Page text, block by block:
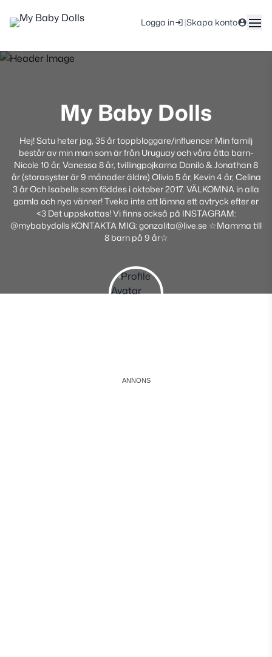
Logga in |Skapa konto
My Baby Dolls
Hej! Satu heter jag, 35 år toppbloggare/influencer Min familj
består av min man som är från Uruguay och våra åtta barn-
Nicole 10 år, Vanessa 8 år, tvillingpojkarna Danilo & Jonathan 8
år (storasyster är 9 månader äldre) Olivia 5 år, Kevin 4 år, Celina
3 år Och Isabelle som föddes i oktober 2017. VÄLKOMNA in alla
gamla och nya vänner! Tveka inte att lämna ett avtryck efter er
<3 Det uppskattas! Vi finns också på INSTAGRAM:
@mybabydolls KONTAKTA MIG: gonzalita@live.se ☆Mamma till
8 barn på 9 år☆